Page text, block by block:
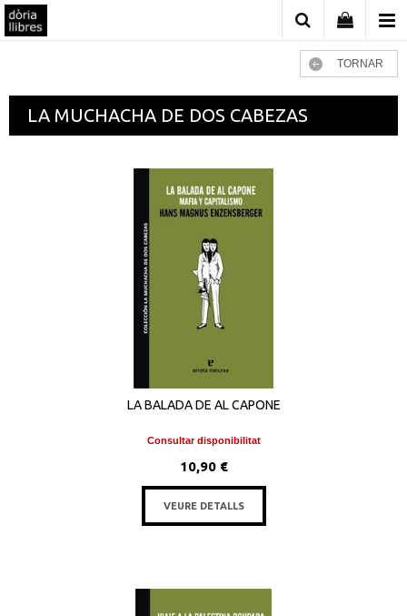
TORNAR
LA MUCHACHA DE DOS CABEZAS
LA BALADA DE AL CAPONE
Consultar disponibilitat
10,90 €
VEURE DETALLS